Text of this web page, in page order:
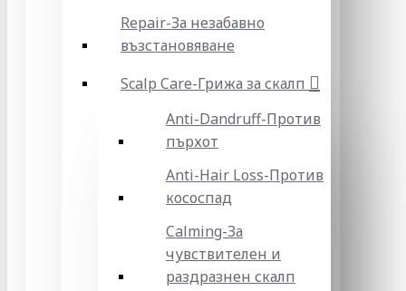
Repair-За незабавно
възстановяване
Scalp Care-Грижа за скалп
Anti-Dandruff-Против
пърхот
Anti-Hair Loss-Против
кососпад
Calming-За
чувствителен и
раздразнен скалп